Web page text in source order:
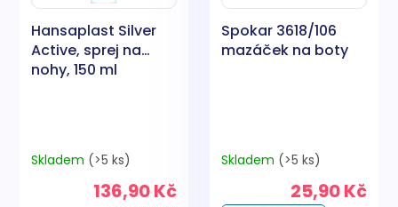
Hansaplast Silver
Active, sprej na
nohy, 150 ml
Skladem (>5 ks)
136,90 Kč
Spokar 3618/106
mazáček na boty
Skladem (>5 ks)
25,90 Kč